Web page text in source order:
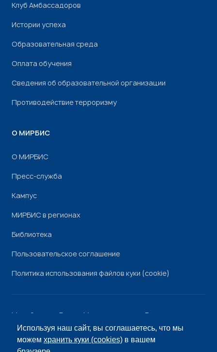
Используя наш сайт, вы соглашаетесь, что мы
можемхранить куки (cookies) в вашем
Клуб Амбассадоров
Истории успеха
Образовательная среда
Оплата обучения
Сведения об образовательной организации
Противодействие терроризму
О МИРБИС
О МИРБИС
Пресс-служба
Кампус
МИРБИС в регионах
Библиотека
Пользовательское соглашение
Политика использования файлов куки (cookie)
Минобрнауки России Минпросвещения России
РоскомнадзорРособрнадзор
© «МИРБИС», 2026